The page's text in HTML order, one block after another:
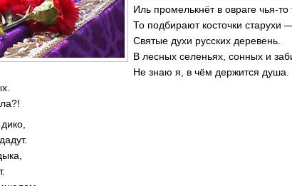
Иль промелькнёт в овраге чья-
То подбирают косточки старухи
Святые духи русских деревень.
В лесных селеньях, сонных и
Не знаю я, в чём держится душа.